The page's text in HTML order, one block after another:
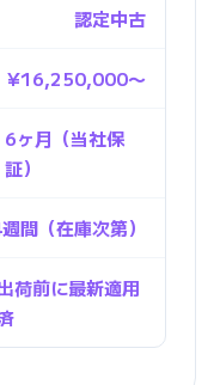
認定中古
¥16,250,000〜
6ヶ月（当社保
証）
間（在庫次第）
荷前に最新適用